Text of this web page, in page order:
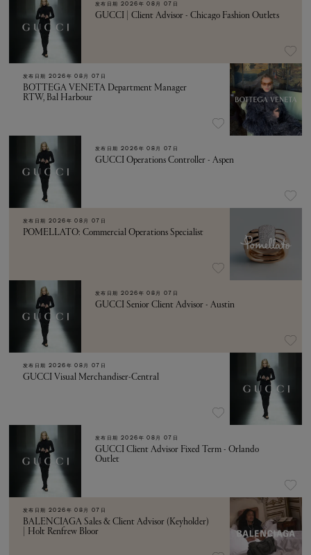
发布日期 2026年 08月 07日
GUCCI | Client Advisor - Chicago Fashion Outlets
发布日期 2026年 08月 07日
BOTTEGA VENETA Department Manager
RTW, Bal Harbour
发布日期 2026年 08月 07日
GUCCI Operations Controller - Aspen
发布日期 2026年 08月 07日
POMELLATO: Commercial Operations Specialist
发布日期 2026年 08月 07日
GUCCI Senior Client Advisor - Austin
发布日期 2026年 08月 07日
GUCCI Visual Merchandiser-Central
发布日期 2026年 08月 07日
GUCCI Client Advisor Fixed Term - Orlando
Outlet
发布日期 2026年 08月 07日
BALENCIAGA Sales & Client Advisor (Keyholder)
| Holt Renfrew Bloor